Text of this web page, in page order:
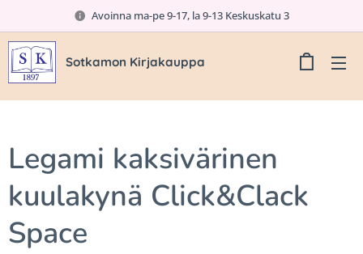
Avoinna ma-pe 9-17, la 9-13 Keskuskatu 3
Sotkamon Kirjakauppa
Legami kaksivärinen
kuulakynä Click&Clack
Space